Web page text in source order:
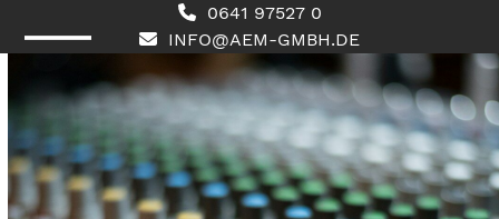
0641 97527 0
INFO@AEM-GMBH.DE
mobile
menu
mobile
menu